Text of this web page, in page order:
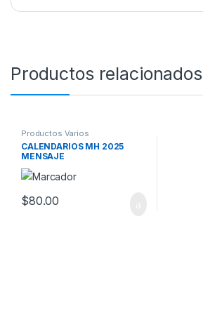
Productos relacionados
Productos Varios
CALENDARIOS MH 2025
MENSAJE
$80.00